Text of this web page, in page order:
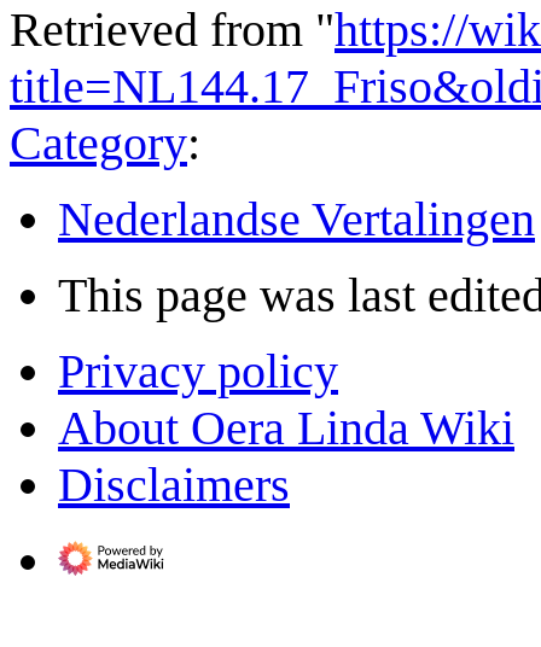
Retrieved from "https://
Category:
Nederlandse Vertalingen
This page was last
Privacy policy
About Oera Linda Wiki
Disclaimers